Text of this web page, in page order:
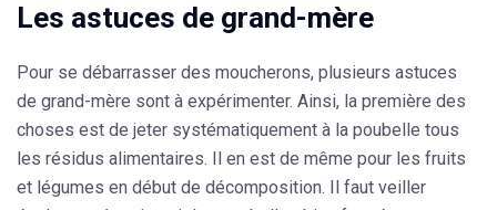
Les astuces de grand-mère
Pour se débarrasser des moucherons, plusieurs astuces
de grand-mère sont à expérimenter. Ainsi, la première des
choses est de jeter systématiquement à la poubelle tous
les résidus alimentaires. Il en est de même pour les fruits
et légumes en début de décomposition. Il faut veiller